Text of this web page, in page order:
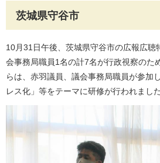
茨城県守谷市
10月31日午後、茨城県守谷市の広報広聴
会事務局職員1名の計7名が行政視察のた
らは、赤羽議員、議会事務局職員が参加
レス化」等をテーマに研修が行われました